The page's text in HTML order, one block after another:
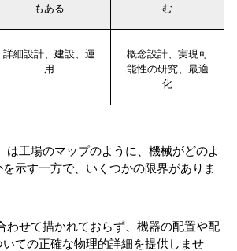
もある
む
詳細設計、建設、運
用
概念設計、実現可
能性の研究、最適
化
は工場のマップのように、機械がどのよ
示す一方で、いくつかの限界がありま
わせて描かれておらず、機器の配置や配
ての正確な物理的詳細を提供しませ